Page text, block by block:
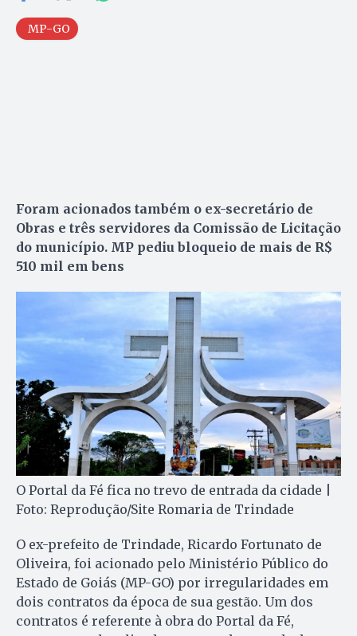
MP-GO
Foram acionados também o ex-secretário de
Obras e três servidores da Comissão de Licitação
do município. MP pediu bloqueio de mais de R$
510 mil em bens
O Portal da Fé fica no trevo de entrada da cidade |
Foto: Reprodução/Site Romaria de Trindade
O ex-prefeito de Trindade, Ricardo Fortunato de
Oliveira, foi acionado pelo Ministério Público do
Estado de Goiás (MP-GO) por irregularidades em
dois contratos da época de sua gestão. Um dos
contratos é referente à obra do Portal da Fé,